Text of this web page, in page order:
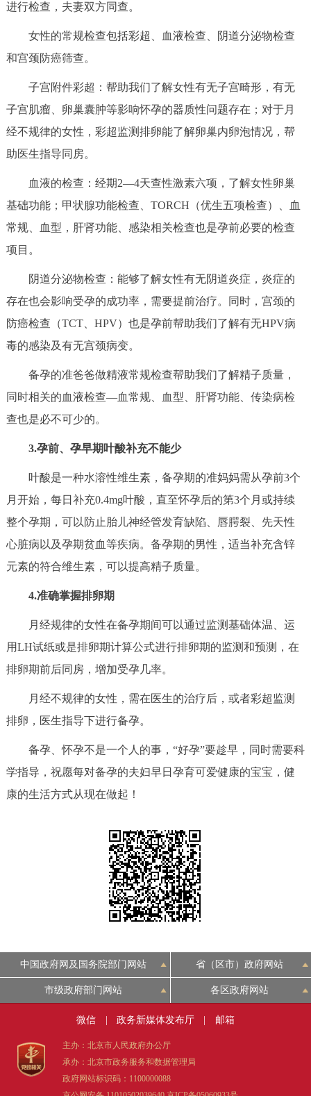
ENGLISH
ESPAÑOL العربية PORTUGUÊS
ITALIANO
回到顶部
进行检查，夫妻双方同查。
女性的常规检查包括彩超、血液检查、阴道分泌物检查
和宫颈防癌筛查。
子宫附件彩超：帮助我们了解女性有无子宫畸形，有无
子宫肌瘤、卵巢囊肿等影响怀孕的器质性问题存在；对于月
经不规律的女性，彩超监测排卵能了解卵巢内卵泡情况，帮
助医生指导同房。
血液的检查：经期2—4天查性激素六项，了解女性卵巢
基础功能；甲状腺功能检查、TORCH（优生五项检查）、血
常规、血型，肝肾功能、感染相关检查也是孕前必要的检查
项目。
阴道分泌物检查：能够了解女性有无阴道炎症，炎症的
存在也会影响受孕的成功率，需要提前治疗。同时，宫颈的
防癌检查（TCT、HPV）也是孕前帮助我们了解有无HPV病
毒的感染及有无宫颈病变。
备孕的准爸爸做精液常规检查帮助我们了解精子质量，
同时相关的血液检查—血常规、血型、肝肾功能、传染病检
查也是必不可少的。
3.孕前、孕早期叶酸补充不能少
叶酸是一种水溶性维生素，备孕期的准妈妈需从孕前3个
月开始，每日补充0.4mg叶酸，直至怀孕后的第3个月或持续
整个孕期，可以防止胎儿神经管发育缺陷、唇腭裂、先天性
心脏病以及孕期贫血等疾病。备孕期的男性，适当补充含锌
元素的符合维生素，可以提高精子质量。
4.准确掌握排卵期
月经规律的女性在备孕期间可以通过监测基础体温、运
用LH试纸或是排卵期计算公式进行排卵期的监测和预测，在
排卵期前后同房，增加受孕几率。
月经不规律的女性，需在医生的治疗后，或者彩超监测
排卵，医生指导下进行备孕。
备孕、怀孕不是一个人的事，“好孕”要趁早，同时需要科
学指导，祝愿每对备孕的夫妇早日孕育可爱健康的宝宝，健
康的生活方式从现在做起！
中国政府网及国务院部门网站 省（区市）政府网站
市级政府部门网站 各区政府网站
微信 政务新媒体发布厅 邮箱
主办：北京市人民政府办公厅
承办：北京市政务服务和数据管理局
政府网站标识码：1100000088